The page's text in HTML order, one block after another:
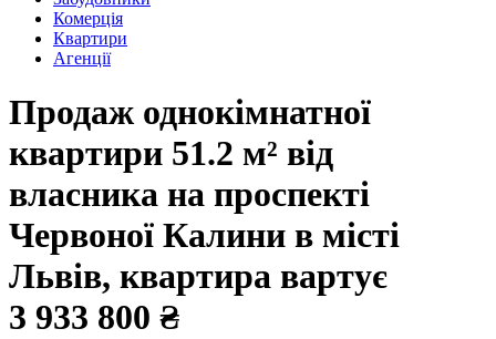
Комерція
Квартири
Агенції
Продаж однокімнатної
квартири 51.2 м² від
власника на проспекті
Червоної Калини в місті
Львів, квартира вартує
3 933 800 ₴